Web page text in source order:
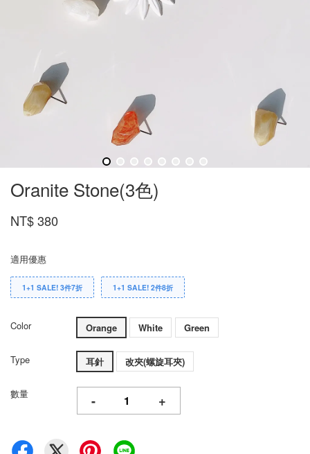
Oranite Stone(3色)
NT$ 380
適用優惠
1+1 SALE! 3件7折 1+1 SALE! 2件8折
Color Orange White Green
Type 耳針 改夾(螺旋耳夾)
數量 - +